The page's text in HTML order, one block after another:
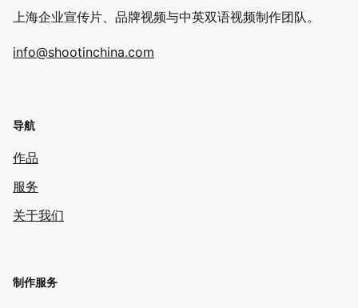
上海企业宣传片、品牌视频与中英双语视频制作团队。
info@shootinchina.com
导航
作品
服务
关于我们
制作服务